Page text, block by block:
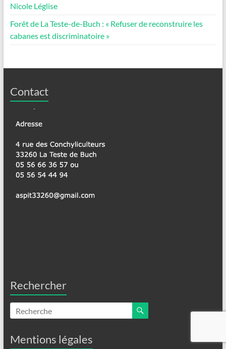
Nicole Léglise
Forêt de La Teste-de-Buch : « Refuser de reconstruire les
cabanes est discriminatoire »
Contact
Rechercher
Mentions légales